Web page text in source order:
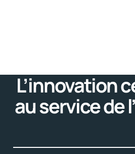
L’innovation
au service de